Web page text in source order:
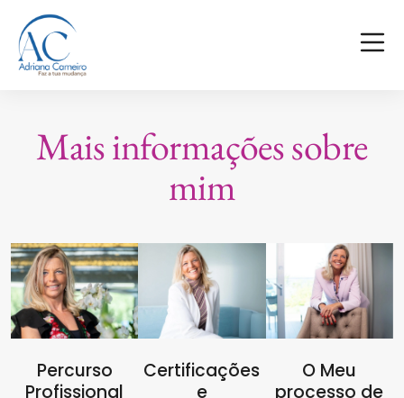
Mais informações sobre
mim
Percurso
Profissional
Certificações
e
O Meu
processo de